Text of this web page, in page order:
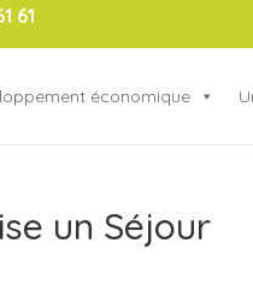
61
économique
un Séjour